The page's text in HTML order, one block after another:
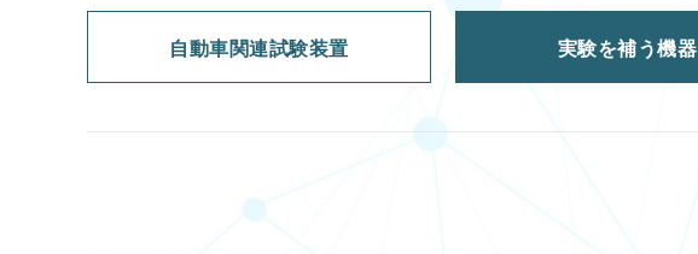
自動車関連試験装置 実験を補う機器